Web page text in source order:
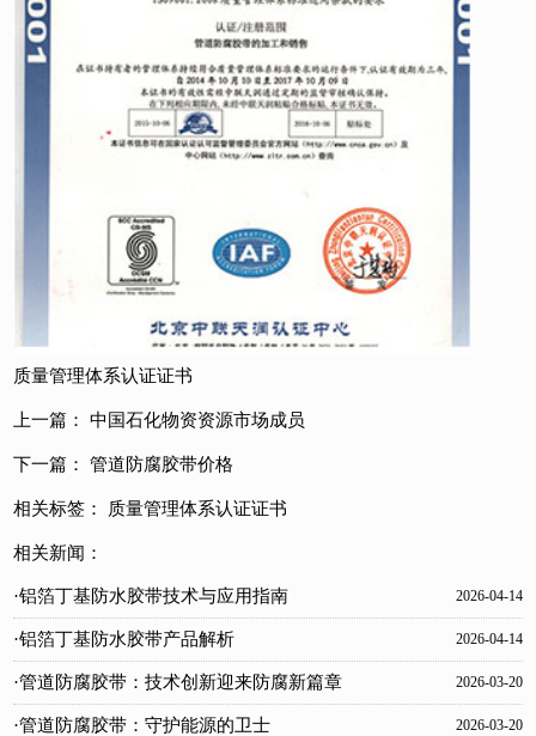
质量管理体系认证证书
上一篇：中国石化物资资源市场成员
下一篇：管道防腐胶带价格
相关标签： 质量管理体系认证证书
相关新闻：
·铝箔丁基防水胶带技术与应用指南 2026-04-14
·铝箔丁基防水胶带产品解析 2026-04-14
·管道防腐胶带：技术创新迎来防腐新篇章 2026-03-20
·管道防腐胶带：守护能源的卫士 2026-03-20